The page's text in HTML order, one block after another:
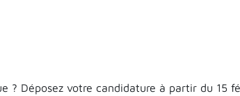
? Déposez votre candidature à partir du 15